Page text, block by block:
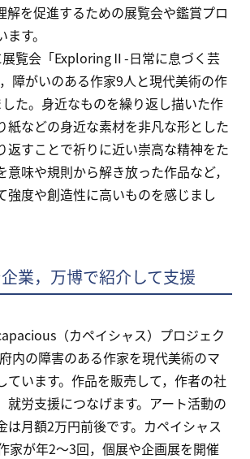
解を促進するための展覧会や鑑賞プロ
す。
覧会「ExploringⅡ-日常に息づく芸
障がいのある作家9人と現代美術の作
た。身近なものを繰り返し描いた作
紙などの身近な素材を非凡な形とした
返すことで祈りに近い崇高な精神をた
意味や規則から解き放った作品など，
強度や創造性に高いものを感じまし
業，万博で紹介して支援
（カペイシャス）プロジェク
内の障害のある作家を現代美術のマ
ています。作品を販売して，作者の社
就労支援につなげます。アート活動の
は月額2万円前後です。カペイシャス
家が年2～3回，個展や企画展を開催